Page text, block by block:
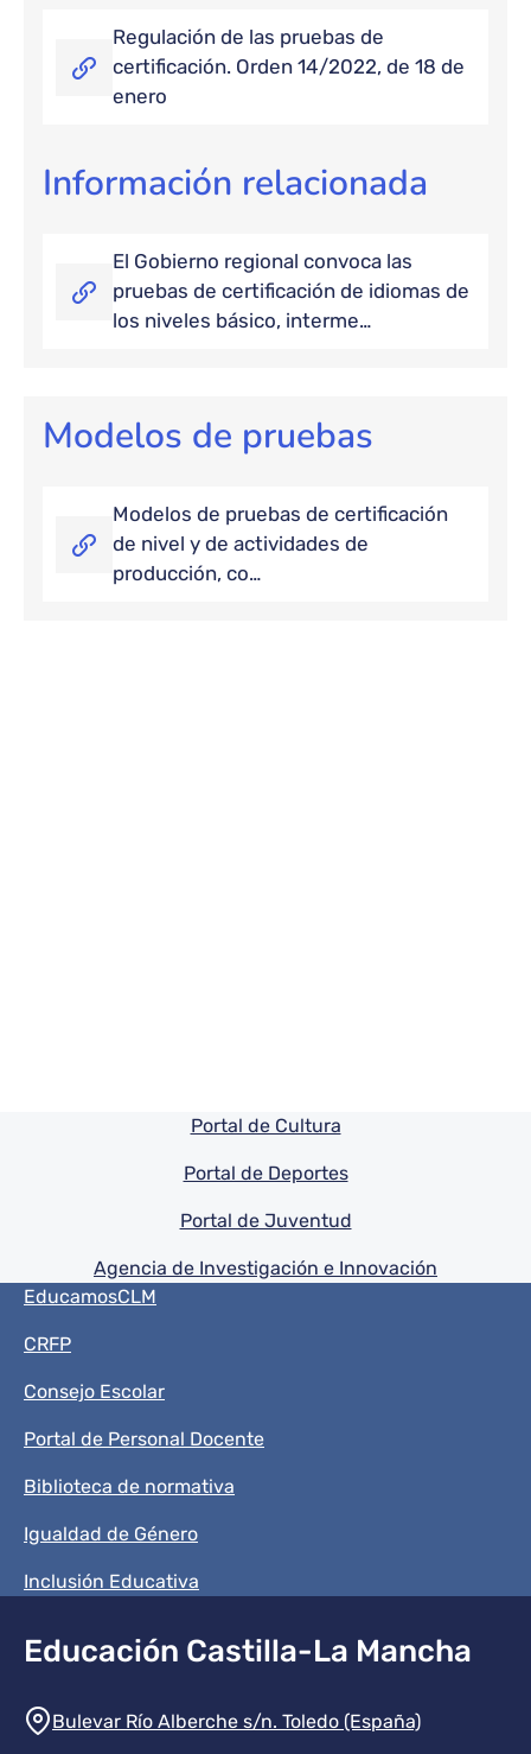
Regulación de las pruebas de
certificación. Orden 14/2022, de 18 de
enero
Información relacionada
El Gobierno regional convoca las
pruebas de certificación de idiomas de
los niveles básico, interme…
Modelos de pruebas
Modelos de pruebas de certificación
de nivel y de actividades de
producción, co…
Pie de pagina información
Portal de Cultura
Portal de Deportes
Portal de Juventud
Agencia de Investigación e Innovación
Menú del pie
EducamosCLM
CRFP
Consejo Escolar
Portal de Personal Docente
Biblioteca de normativa
Igualdad de Género
Inclusión Educativa
Educación Castilla-La Mancha
Información de la institución
Bulevar Río Alberche s/n. Toledo (España)